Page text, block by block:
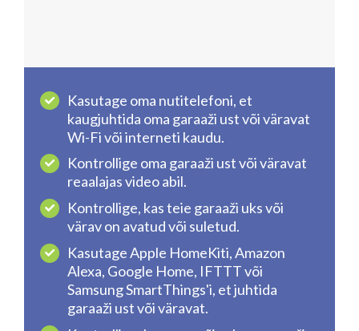
Kasutage oma nutitelefoni, et
kaugjuhtida oma garaaži ust või väravat
Wi-Fi või interneti kaudu.
Kontrollige oma garaaži ust või väravat
reaalajas video abil.
Kontrollige, kas teie garaaži uks või
värav on avatud või suletud.
Kasutage Apple HomeKiti, Amazon
Alexa, Google Home, IFTTT või
Samsung SmartThings'i, et juhtida
garaaži ust või väravat.